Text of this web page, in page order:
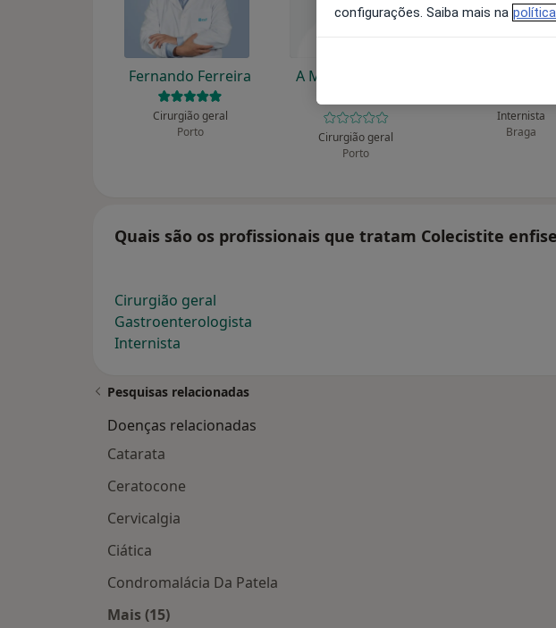
Fernando Ferreira
Cirurgião geral
Porto
A Meireles Araújo
Cirurgião geral
Porto
Internista
Braga
Quais são os profissionais que tratam Colecistite
Cirurgião geral
Gastroenterologista
Internista
Pesquisas relacionadas
Doenças relacionadas
Catarata
Ceratocone
Cervicalgia
Ciática
Condromalácia Da Patela
Mais (15)
configurações. Saiba mais na